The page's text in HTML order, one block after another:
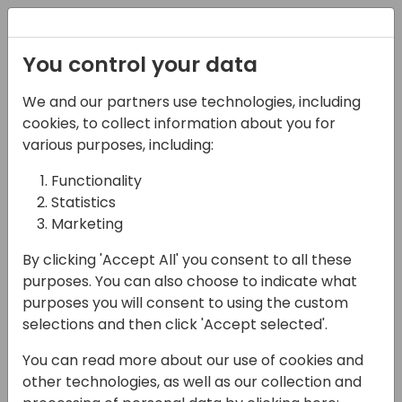
22-05-2025
Copilot in Business
Central: Sfrutta
l'Intelligenza Artificiale
per Elevare lo Sviluppo
10:45 - 11:30
Open Hub (piano 0)
Back to event schedule
You control your data
We and our partners use technologies, including
cookies, to collect information about you for
various purposes, including:
Functionality
Statistics
Marketing
By clicking 'Accept All' you consent to all these
purposes. You can also choose to indicate what
purposes you will consent to using the custom
selections and then click 'Accept selected'.
You can read more about our use of cookies and
other technologies, as well as our collection and